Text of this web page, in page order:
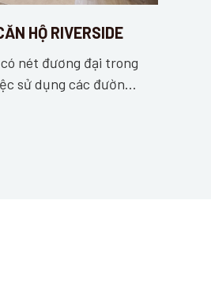
HỘ RIVERSIDE
nét đương đại trong
sử dụng các đường